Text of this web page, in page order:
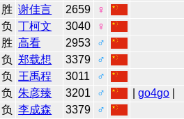
胜 谢佳言 2659
♀
负 丁柯文 3040
♀
胜 高看 2953
♂
负 郑载想 3379
♂
负 王禹程 3011
♂
负 朱彦臻 3201 ♂ |go4go
负 李成森 3379
♂